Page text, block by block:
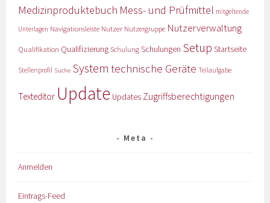
Medizinproduktebuch Mess- und Prüfmittel mitgeltende
Unterlagen Navigationsleiste Nutzer Nutzergruppe Nutzerverwaltung
Qualifikation Qualifizierung Schulung Schulungen Setup Startseite
Stellenprofil Suche System technische Geräte Teilaufgabe
Texteditor Update Updates Zugriffsberechtigungen
Meta
Anmelden
Eintrags-Feed